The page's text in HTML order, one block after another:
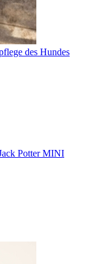
des Hundes
Potter MINI